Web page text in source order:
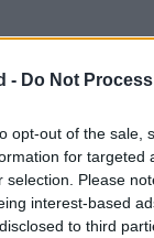
- Do Not
opt-out of the sale,
for targeted
selection. Please
interest-based
to third
ha sido el
compañías